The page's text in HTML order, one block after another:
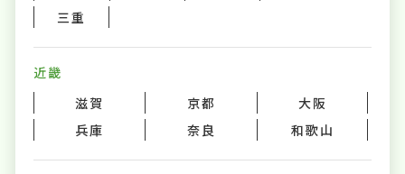
三重
近畿
滋賀
京都
大阪
兵庫
奈良 和歌山